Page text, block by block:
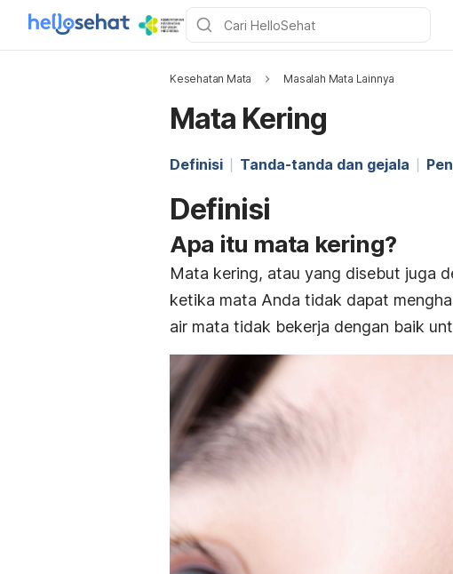
Kesehatan Mata Masalah Mata Lainnya
Mata Kering
Definisi Tanda-tanda dan gejala
Definisi
Apa itu mata kering?
Mata kering, atau yang disebut juga
ketika mata Anda tidak dapat
air mata tidak bekerja dengan baik